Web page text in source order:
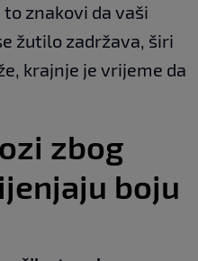
znakovi da vaši
žutilo zadržava, širi
krajnje je vrijeme da
zbog
boju